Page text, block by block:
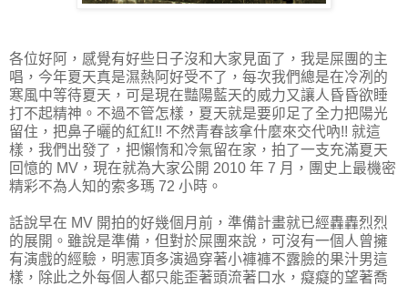
各位好阿，感覺有好些日子沒和大家見面了，我是屎團的主
唱，今年夏天真是濕熱阿好受不了，每次我們總是在冷冽的
寒風中等待夏天，可是現在豔陽藍天的威力又讓人昏昏欲睡
打不起精神。不過不管怎樣，夏天就是要卯足了全力把陽光
留住，把鼻子曬的紅紅!! 不然青春該拿什麼來交代吶!! 就這
樣，我們出發了，把懶惰和冷氣留在家，拍了一支充滿夏天
回憶的 MV，現在就為大家公開 2010 年 7 月，團史上最機密
精彩不為人知的索多瑪 72 小時。
話說早在 MV 開拍的好幾個月前，準備計畫就已經轟轟烈烈
的展開。雖說是準備，但對於屎團來說，可沒有一個人曾擁
有演戲的經驗，明憲頂多演過穿著小褲褲不露臉的果汁男這
樣，除此之外每個人都只能歪著頭流著口水，癡癡的望著喬